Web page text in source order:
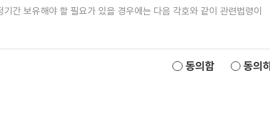
간 보유해야 할 필요가 있을 경우에는 다음 각호와 같이 관련법령이
동의함 동의